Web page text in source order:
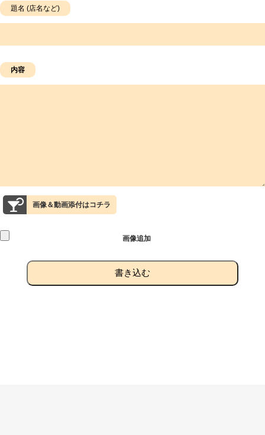
画像＆動画添付はコチラ
画像追加
書き込む